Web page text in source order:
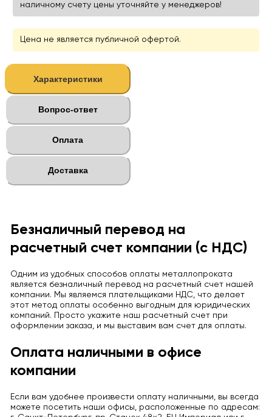
наличному счету цены уточняйте у менеджеров!
Цена не является публичной офертой.
Характеристики
Вопрос-ответ
Оплата
Доставка
Безналичный перевод на
расчетный счет компании (с НДС)
Одним из удобных способов оплаты металлопроката
является безналичный перевод на расчетный счет нашей
компании. Мы являемся плательщиками НДС, что делает
этот метод оплаты особенно выгодным для юридических
компаний. Просто укажите наш расчетный счет при
оформлении заказа, и мы выставим вам счет для оплаты.
Оплата наличными в офисе
компании
Если вам удобнее произвести оплату наличными, вы всегда
можете посетить наши офисы, расположенные по адресам: